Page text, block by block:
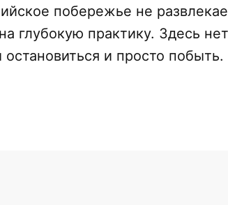
побережье не
глубокую практику. Здесь
и просто побыть.